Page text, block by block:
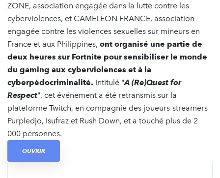
ZONE, association engagée dans la lutte contre les
cyberviolences, et CAMELEON FRANCE, association
engagée contre les violences sexuelles sur mineurs en
France et aux Philippines, ont organisé une partie de
deux heures sur Fortnite pour sensibiliser le monde
du gaming aux cyberviolences et à la
cyberpédocriminalité. Intitulé "A (Re)Quest for
Respect", cet événement a été retransmis sur la
plateforme Twitch, en compagnie des joueurs-streamers
Purpledjo, Isufraz et Rush Down, et a touché plus de 2
000 personnes.
OUVRIR